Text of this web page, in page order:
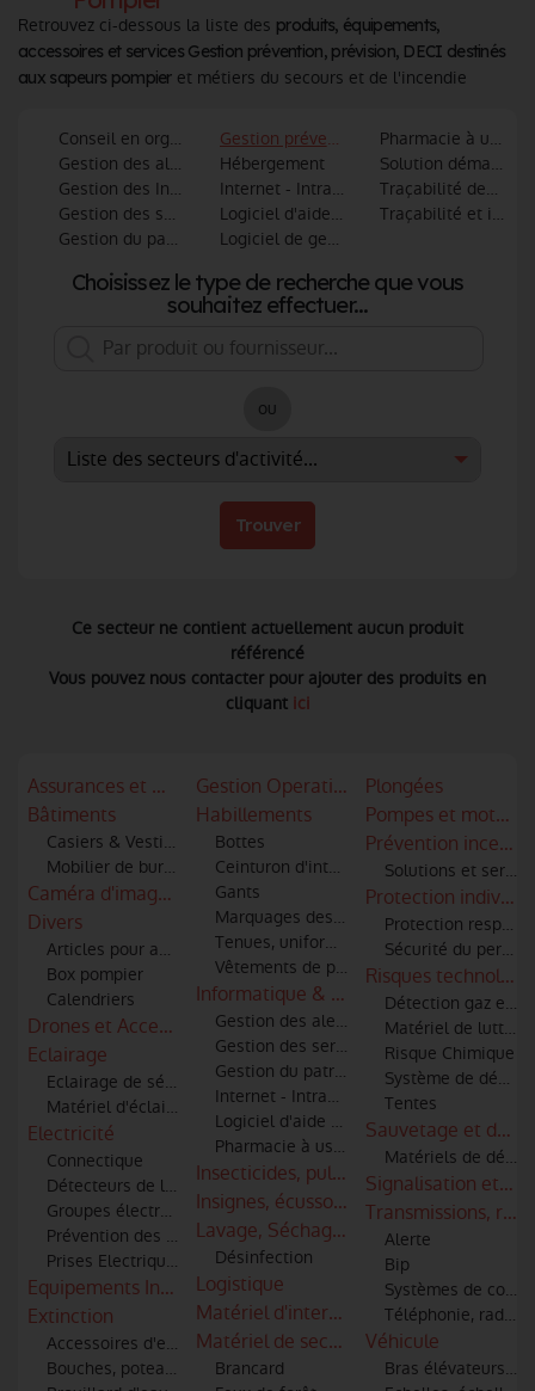
Retrouvez ci-dessous la liste des produits, équipements,
accessoires et services Gestion prévention, prévision, DECI destinés
aux sapeurs pompieret métiers du secours et de l'incendie
Conseil en organisation et informatique
Gestion des alertes et informatique
Gestion des Interventions
Gestion des services techniques
Gestion du patrimoine
Gestion prévention, prévision, DECI
Hébergement
Internet - Intranet - Extranet
Logiciel d'aide à la décision
Logiciel de gestion administrative
Pharmacie à
Solution
Traçabilité des
Traçabilité et
Choisissez le type de recherche que vous
souhaitez effectuer...
ou
Trouver
Ce secteur ne contient actuellement aucun produit
référencé
Vous pouvez nous contacter pour ajouter des produits en
cliquant ici
Assurances et mutuelles
Bâtiments
Casiers & Vestiaires
Mobilier de bureau
Caméra d'imagerie thermique - infra rouge
Divers
Articles pour amicale
Box pompier
Calendriers
Drones et Accessoires
Eclairage
Eclairage de sécurité
Matériel d'éclairage
Electricité
Connectique
Détecteurs de lignes haute tension pour moyens aériens
Groupes électrogènes
Prévention des risques électriques
Prises Electriques
Equipements Industriels
Extinction
Accessoires d'extinction (tuyaux, lances, robinets, raccords)
Bouches, poteaux d'incendie et points d'eau
Gestion Operationnelle
Habillements
Bottes
Ceinturon d'intervention
Gants
Marquages des articles textiles
Tenues, uniformes
Vêtements de protection, scaphandres
Informatique & logiciels
Gestion des alertes et informatique
Gestion des services techniques
Gestion du patrimoine
Internet - Intranet - Extranet
Logiciel d'aide à la décision
Pharmacie à usage intérieur
Insecticides, pulvérisateurs,
Insignes, écussons et patronymes
Lavage, Séchage & Entretien
Désinfection
Logistique
Matériel d'intervention incendie et
Matériel de secours
Brancard
Plongées
Pompes et
Prévention incendie
Solutions et
Protection
Protection
Sécurité du
Risques
Détection gaz et
Matériel de lutte
Risque Chimique
Système de
Tentes
Sauvetage et
Matériels de
Signalisation et
Transmissions,
Alerte
Bip
Systèmes de
Téléphonie, radio-
Véhicule
Bras élévateurs